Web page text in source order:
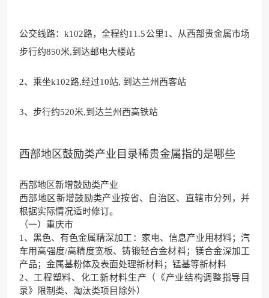
公交线路：k102路，全程约11 .5公里1、从西部贵金属市场
步行约850米,到达邮电大楼站
2、乘坐k102路,经过10站, 到达兰州西客站
3、步行约520米,到达兰州西高铁站
西部地区鼓励类产业目录稀贵金属指的是哪些
西部地区新增鼓励类产业
西部地区新增鼓励类产业按省、自治区、直辖市分列，并
根据实际情况适时修订。
（一）重庆市
1、黑色、有色金属精深加工：家电、信息产业用材料；汽
车用高强度/高精度宽板、铸锻轻合金材料；镁合金深加工
产品；金属基粉体及表面处理新材料；锰基等新材料
2、工程塑料、化工新材料生产（《产业结构调整指导目
录》限制类、淘汰类项目除外）